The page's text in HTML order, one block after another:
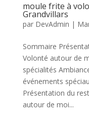
moule frite à
Grandvillars
par DevAdmin |
Sommaire
Volonté autour de
spécialités
événements
Présentation du
autour de moi...